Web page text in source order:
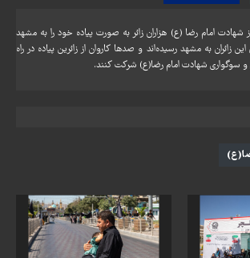
شهادت امام رضا (ع) هزاران زائر به صورت پیاده خود را به مشهد
زائران به مشهد رسیده‌اند و صدها کاروان از زائرین پیاده در راه
و سوگواری شهادت امام رضا(ع) شرکت کنند.